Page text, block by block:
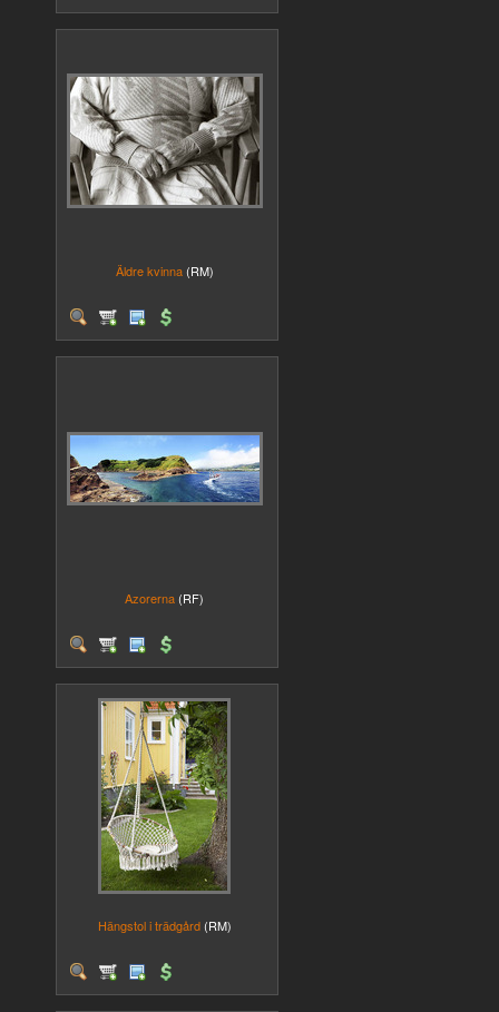
Äldre kvinna (RM)
Azorerna (RF)
Hängstol i trädgård (RM)